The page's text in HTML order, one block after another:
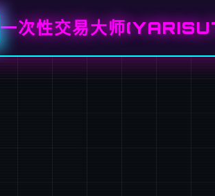
一次性交易大师